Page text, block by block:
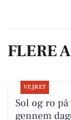
FLERE
VEJRET
Sol og ro på
gennem